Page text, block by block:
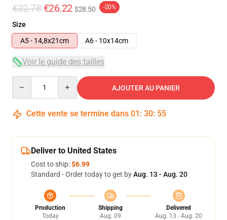
€32.78 €26.22 $28.50 -20%
Size
A5 - 14,8x21cm
A6 - 10x14cm
Voir le guide des tailles
AJOUTER AU PANIER
Cette vente se termine dans 01 : 30: 54
Deliver to United States
Cost to ship:$6.99
Standard - Order today to get byAug. 13 - Aug. 20
Production
Today
Shipping
Aug. 09
Delivered
Aug. 13 - Aug. 20